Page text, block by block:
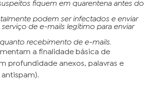
fiquem em quarentena antes do
podem ser infectados e enviar
de e-mails legítimo para enviar
recebimento de e-mails.
a finalidade básica de
profundidade anexos, palavras e